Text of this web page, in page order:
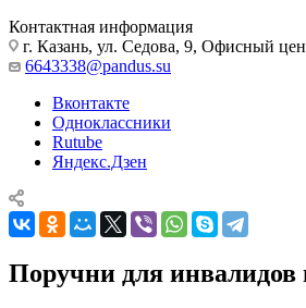
Контактная информация
г. Казань, ул. Седова, 9, Офисный
6643338@pandus.su
Вконтакте
Одноклассники
Rutube
Яндекс.Дзен
Поручни для инвалидов